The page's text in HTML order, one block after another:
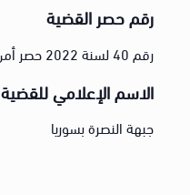
رقم حصر القضية
رقم 40 لسنة 2022 حصر أمن دولة عليا
الاسم الإعلامي للقضية
جبهة النصرة بسوريا